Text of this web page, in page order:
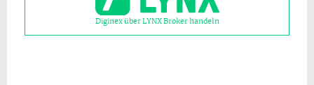
Diginex über LYNX Broker handeln